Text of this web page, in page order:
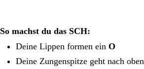
So machst du das SCH:
Deine Lippen formen ein O
Deine Zungenspitze geht nach oben